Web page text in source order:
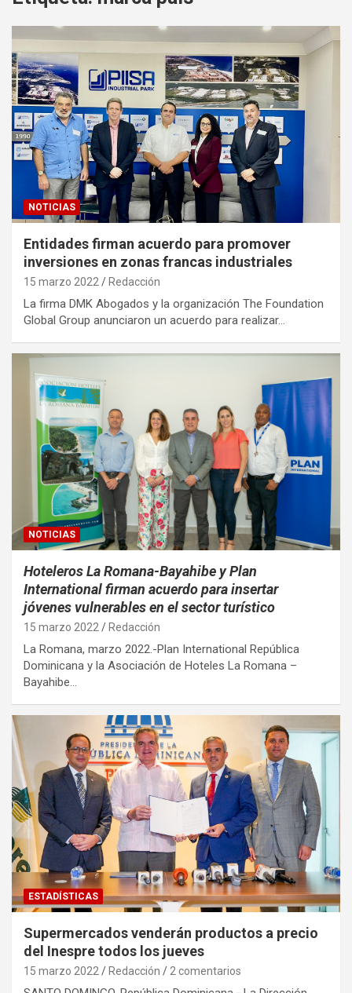
NOTICIAS
Entidades firman acuerdo para promover
inversiones en zonas francas industriales
15 marzo 2022 Redacción
La firma DMK Abogados y la organización The Foundation
Global Group anunciaron un acuerdo para realizar…
NOTICIAS
Hoteleros La Romana-Bayahibe y Plan
International firman acuerdo para insertar
jóvenes vulnerables en el sector turístico
15 marzo 2022 Redacción
La Romana, marzo 2022.-Plan International República
Dominicana y la Asociación de Hoteles La Romana –
Bayahibe…
ESTADÍSTICAS
Supermercados venderán productos a precio
del Inespre todos los jueves
15 marzo 2022 Redacción 2 comentarios